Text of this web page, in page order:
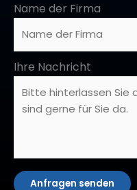
Name der Firma
Ihre Nachricht
Anfragen senden